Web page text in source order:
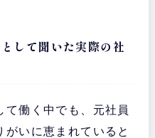
して聞いた実際の社
て働く中でも、元社員
いに恵まれていると